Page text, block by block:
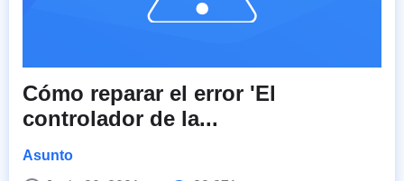
Cómo reparar el error 'El
controlador de la...
Asunto